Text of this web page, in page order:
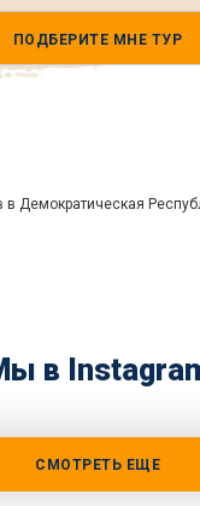
ПОДБЕРИТЕ МНЕ ТУР
в Демократическая
в
СМОТРЕТЬ ЕЩЕ